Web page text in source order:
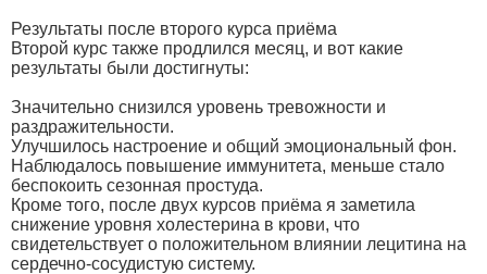
Результаты после второго курса приёма
Второй курс также продлился месяц, и вот какие
результаты были достигнуты:
Значительно снизился уровень тревожности и
раздражительности.
Улучшилось настроение и общий эмоциональный фон.
Наблюдалось повышение иммунитета, меньше стало
беспокоить сезонная простуда.
Кроме того, после двух курсов приёма я заметила
снижение уровня холестерина в крови, что
свидетельствует о положительном влиянии лецитина на
сердечно-сосудистую систему.